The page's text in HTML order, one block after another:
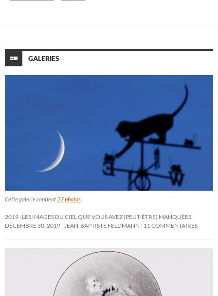
GALERIES
Cette galerie contient 27 photos
2019 : LES IMAGES DU CIEL QUE VOUS AVEZ (PEUT-ÊTRE) MANQUÉES
DÉCEMBRE 30, 2019
JEAN-BAPTISTE FELDMANN 11 COMMENTAIRES